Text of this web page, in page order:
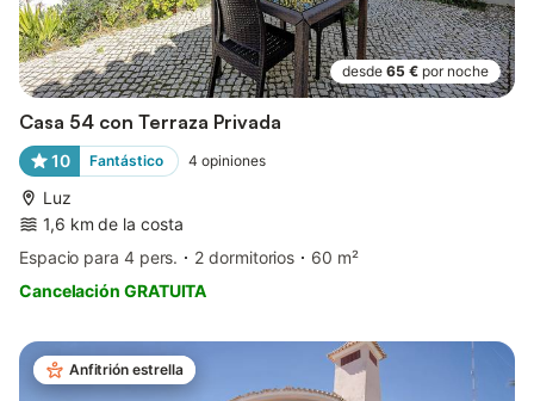
desde 65 € por noche
Casa 54 con Terraza Privada
10 Fantástico 4 opiniones
Luz
1,6 km de la costa
Espacio para 4 pers.
2 dormitorios
60 m²
Cancelación GRATUITA
Anfitrión estrella